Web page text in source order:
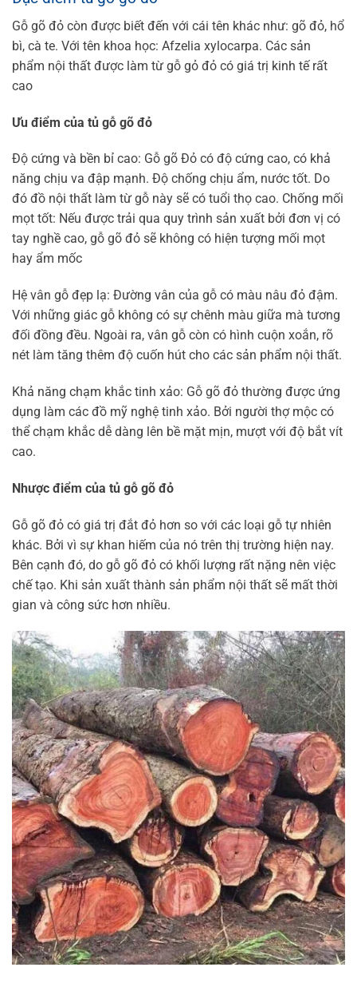
Gỗ gõ đỏ còn được biết đến với cái tên khác như: gõ đỏ, hổ
bì, cà te. Với tên khoa học: Afzelia xylocarpa. Các sản
phẩm nội thất được làm từ gỗ gỏ đỏ có giá trị kinh tế rất
cao
Ưu điểm của tủ gỗ gõ đỏ
Độ cứng và bền bỉ cao: Gỗ gõ Đỏ có độ cứng cao, có khả
năng chịu va đập mạnh. Độ chống chịu ẩm, nước tốt. Do
đó đồ nội thất làm từ gỗ này sẽ có tuổi thọ cao. Chống mối
mọt tốt: Nếu được trải qua quy trình sản xuất bởi đơn vị có
tay nghề cao, gỗ gõ đỏ sẽ không có hiện tượng mối mọt
hay ẩm mốc
Hệ vân gỗ đẹp lạ: Đường vân của gỗ có màu nâu đỏ đậm.
Với những giác gỗ không có sự chênh màu giữa mà tương
đối đồng đều. Ngoài ra, vân gỗ còn có hình cuộn xoắn, rõ
nét làm tăng thêm độ cuốn hút cho các sản phẩm nội thất.
Khả năng chạm khắc tinh xảo: Gỗ gõ đỏ thường được ứng
dụng làm các đồ mỹ nghệ tinh xảo. Bởi người thợ mộc có
thể chạm khắc dễ dàng lên bề mặt mịn, mượt với độ bắt vít
cao.
Nhược điểm của tủ gỗ gõ đỏ
Gỗ gõ đỏ có giá trị đắt đỏ hơn so với các loại gỗ tự nhiên
khác. Bởi vì sự khan hiếm của nó trên thị trường hiện nay.
Bên cạnh đó, do gỗ gõ đỏ có khối lượng rất nặng nên việc
chế tạo. Khi sản xuất thành sản phẩm nội thất sẽ mất thời
gian và công sức hơn nhiều.